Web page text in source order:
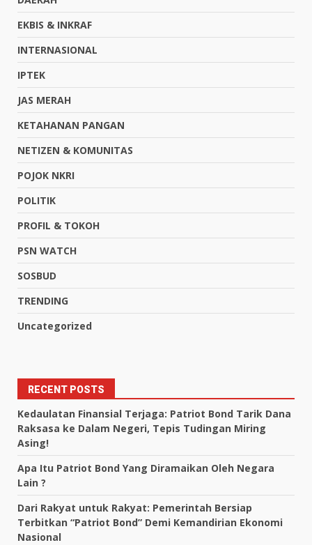
EKBIS & INKRAF
INTERNASIONAL
IPTEK
JAS MERAH
KETAHANAN PANGAN
NETIZEN & KOMUNITAS
POJOK NKRI
POLITIK
PROFIL & TOKOH
PSN WATCH
SOSBUD
TRENDING
Uncategorized
RECENT POSTS
Kedaulatan Finansial Terjaga: Patriot Bond Tarik Dana
Raksasa ke Dalam Negeri, Tepis Tudingan Miring
Asing!
Apa Itu Patriot Bond Yang Diramaikan Oleh Negara
Lain ?
Dari Rakyat untuk Rakyat: Pemerintah Bersiap
Terbitkan “Patriot Bond” Demi Kemandirian Ekonomi
Nasional